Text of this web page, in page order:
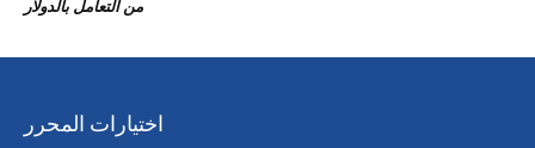
من التعامل بالدولار
اختيارات المحرر